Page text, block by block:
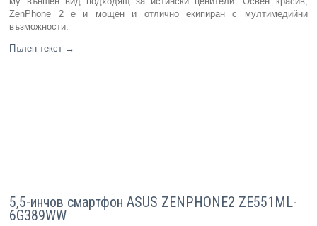
ZenPhone 2 е и мощен и отлично екипиран с мултимедийни
възможности.
Пълен текст →
5,5-инчов смартфон ASUS ZENPHONE2 ZE551ML-
6G389WW